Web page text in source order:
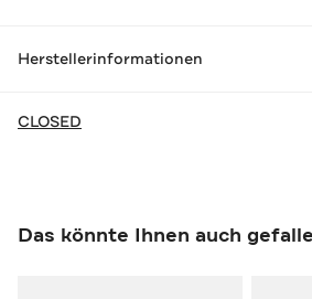
Herstellerinformationen
CLOSED
Das könnte Ihnen auch